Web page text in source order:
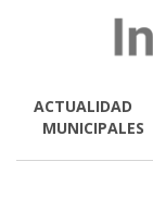
ACTUALIDAD
MUNICIPALES